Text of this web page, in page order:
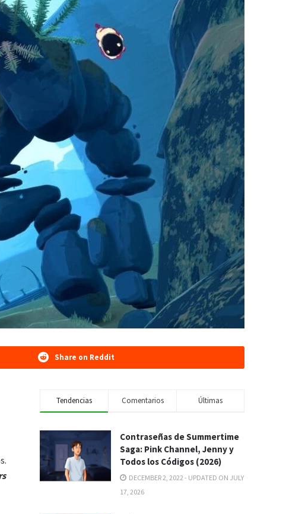
Share on Reddit
Tendencias Comentarios Últimas
Contraseñas de Summertime
Saga: Pink Channel, Jenny y
Todos los Códigos (2026)
DECEMBER 2, 2022 - UPDATED ON JULY
17, 2026